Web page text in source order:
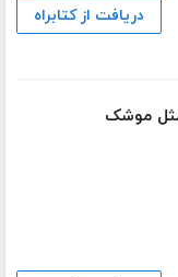
دریافت از کتابراه
موشک